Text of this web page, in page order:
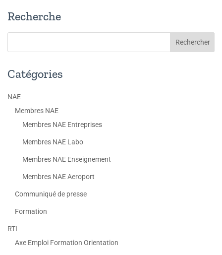
Recherche
Catégories
NAE
Membres NAE
Membres NAE Entreprises
Membres NAE Labo
Membres NAE Enseignement
Membres NAE Aeroport
Communiqué de presse
Formation
RTI
Axe Emploi Formation Orientation